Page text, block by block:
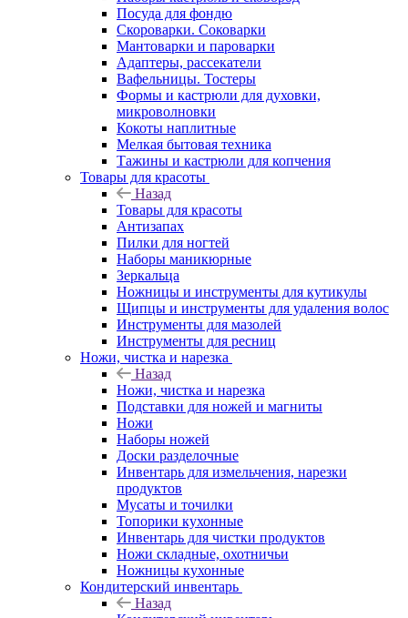
Посуда для фондю
Скороварки. Соковарки
Мантоварки и пароварки
Адаптеры, рассекатели
Вафельницы. Тостеры
Формы и кастрюли для духовки,
микроволновки
Кокоты наплитные
Мелкая бытовая техника
Тажины и кастрюли для копчения
Товары для красоты
Назад
Товары для красоты
Антизапах
Пилки для ногтей
Наборы маникюрные
Зеркальца
Ножницы и инструменты для кутикулы
Щипцы и инструменты для удаления волос
Инструменты для мазолей
Инструменты для ресниц
Ножи, чистка и нарезка
Назад
Ножи, чистка и нарезка
Подставки для ножей и магниты
Ножи
Наборы ножей
Доски разделочные
Инвентарь для измельчения, нарезки
продуктов
Мусаты и точилки
Топорики кухонные
Инвентарь для чистки продуктов
Ножи складные, охотничьи
Ножницы кухонные
Кондитерский инвентарь
Назад